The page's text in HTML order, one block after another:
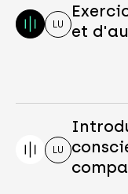
LU
et
LU